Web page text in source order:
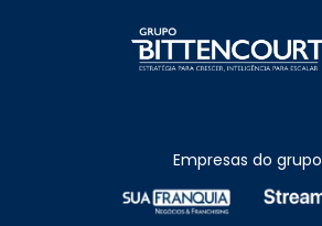
Empresas do grupo